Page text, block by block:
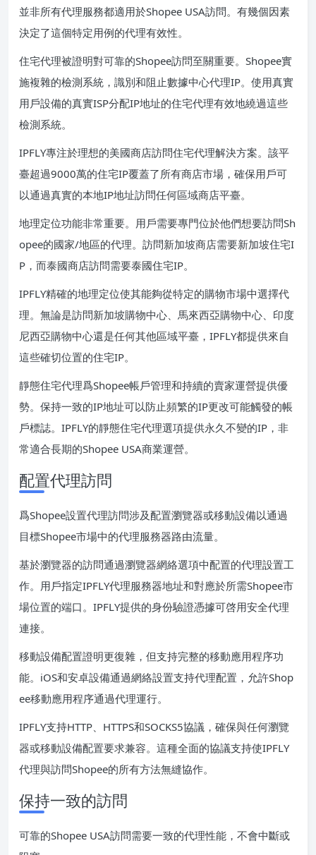
並非所有代理服務都適用於Shopee USA訪問。有幾個因素
決定了這個特定用例的代理有效性。
住宅代理被證明對可靠的Shopee訪問至關重要。Shopee實
施複雜的檢測系統，識別和阻止數據中心代理IP。使用真實
用戶設備的真實ISP分配IP地址的住宅代理有效地繞過這些
檢測系統。
IPFLY專注於理想的美國商店訪問住宅代理解決方案。該平
臺超過9000萬的住宅IP覆蓋了所有商店市場，確保用戶可
以通過真實的本地IP地址訪問任何區域商店平臺。
地理定位功能非常重要。用戶需要專門位於他們想要訪問Sh
opee的國家/地區的代理。訪問新加坡商店需要新加坡住宅I
P，而泰國商店訪問需要泰國住宅IP。
IPFLY精確的地理定位使其能夠從特定的購物市場中選擇代
理。無論是訪問新加坡購物中心、馬來西亞購物中心、印度
尼西亞購物中心還是任何其他區域平臺，IPFLY都提供來自
這些確切位置的住宅IP。
靜態住宅代理爲Shopee帳戶管理和持續的賣家運營提供優
勢。保持一致的IP地址可以防止頻繁的IP更改可能觸發的帳
戶標誌。IPFLY的靜態住宅代理選項提供永久不變的IP，非
常適合長期的Shopee USA商業運營。
配置代理訪問
爲Shopee設置代理訪問涉及配置瀏覽器或移動設備以通過
目標Shopee市場中的代理服務器路由流量。
基於瀏覽器的訪問通過瀏覽器網絡選項中配置的代理設置工
作。用戶指定IPFLY代理服務器地址和對應於所需Shopee市
場位置的端口。IPFLY提供的身份驗證憑據可啓用安全代理
連接。
移動設備配置證明更復雜，但支持完整的移動應用程序功
能。iOS和安卓設備通過網絡設置支持代理配置，允許Shop
ee移動應用程序通過代理運行。
IPFLY支持HTTP、HTTPS和SOCKS5協議，確保與任何瀏覽
器或移動設備配置要求兼容。這種全面的協議支持使IPFLY
代理與訪問Shopee的所有方法無縫協作。
保持一致的訪問
可靠的Shopee USA訪問需要一致的代理性能，不會中斷或